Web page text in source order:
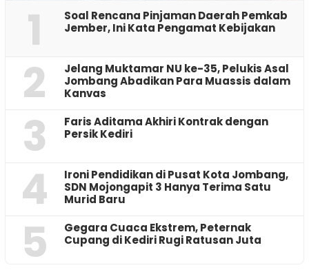
1
‎Soal Rencana Pinjaman Daerah Pemkab
Jember, Ini Kata Pengamat Kebijakan ‎
2
Jelang Muktamar NU ke-35, Pelukis Asal
Jombang Abadikan Para Muassis dalam
Kanvas
3
Faris Aditama Akhiri Kontrak dengan
Persik Kediri
4
Ironi Pendidikan di Pusat Kota Jombang,
SDN Mojongapit 3 Hanya Terima Satu
Murid Baru
5
‎Gegara Cuaca Ekstrem, Peternak
Cupang di Kediri Rugi Ratusan Juta